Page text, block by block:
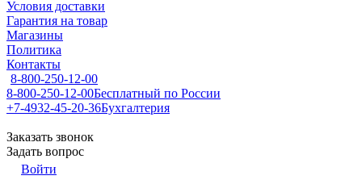
Условия доставки
Гарантия на товар
Магазины
Политика
Контакты
8-800-250-12-00
8-800-250-12-00Бесплатный по России
+7-4932-45-20-36Бухгалтерия
Заказать звонок
Задать вопрос
Войти